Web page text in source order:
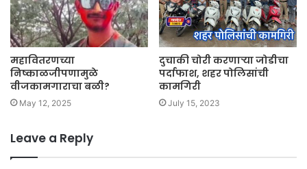
महावितरणच्या
निष्काळजीपणामुळे
वीजकामगाराचा बळी?
May 12, 2025
दुचाकी चोरी करणाऱ्या जोडीचा
पर्दाफाश, शहर पोलिसांची
कामगिरी
July 15, 2023
Leave a Reply